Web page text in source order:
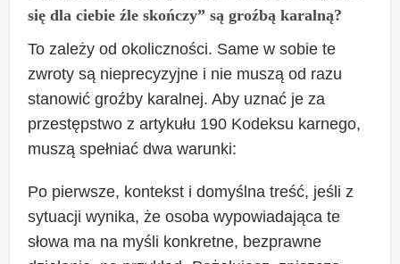
się dla ciebie źle skończy” są groźbą karalną?
To zależy od okoliczności. Same w sobie te
zwroty są nieprecyzyjne i nie muszą od razu
stanowić groźby karalnej. Aby uznać je za
przestępstwo z artykułu 190 Kodeksu karnego,
muszą spełniać dwa warunki:
Po pierwsze, kontekst i domyślna treść, jeśli z
sytuacji wynika, że osoba wypowiadająca te
słowa ma na myśli konkretne, bezprawne